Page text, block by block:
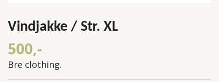
Vindjakke / Str. XL
500,-
Bre clothing.